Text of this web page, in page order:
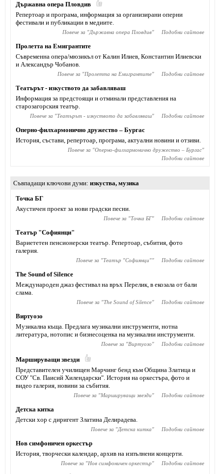
Държавна опера Пловдив
Репертоар и програма, информация за организирани оперни
фестивали и публикации в медиите.
Повече за "Държавна опера Пловдив" Подобни сайтове
Пролетта на Емигрантите
Съвременна опера/мюзикъл от Калин Илиев, Константин Илиевски
и Александър Чобанов.
Повече за "Пролетта на Емигрантите" Подобни сайтове
Театърът - изкуството да забавляваш
Информация за предстоящи и отминали представления на
старозагорския театър.
Повече за "Театърът - изкуството да забавляваш" Подобни сайтове
Оперно-филхармонично дружество – Бургас
История, състави, репертоар, програма, актуални новини и отзиви.
Повече за "Оперно-филхармонично дружество – Бургас"
Подобни сайтове
Съвпадащи ключови думи изкуства, музика
Точка БГ
Акустичен проект за нови градски песни.
Повече за "Точка БГ" Подобни сайтове
Театър "Софиянци"
Вариететен пенсионерски театър. Репертоар, събития, фото
галерия.
Повече за "Театър "Софиянци"" Подобни сайтове
The Sound of Silence
Международен джаз фестивал на връх Перелик, в екозала от бали
слама.
Повече за "The Sound of Silence" Подобни сайтове
Виртуозо
Музикална къща. Предлага музикални инструменти, нотна
литература, нотопис и бизнесоценка на музикални инструменти.
Повече за "Виртуозо" Подобни сайтове
Маршируващи звезди
Представителен училищен Марчинг бенд към Община Златица и
СОУ "Св. Паисий Хилендарски". История на оркестъра, фото и
видео галерия, новини за събития.
Повече за "Маршируващи звезди" Подобни сайтове
Детска китка
Детски хор с диригент Златина Делирадева.
Повече за "Детска китка" Подобни сайтове
Нов симфоничен оркестър
История, творчески календар, архив на изпълнени концерти.
Повече за "Нов симфоничен оркестър" Подобни сайтове